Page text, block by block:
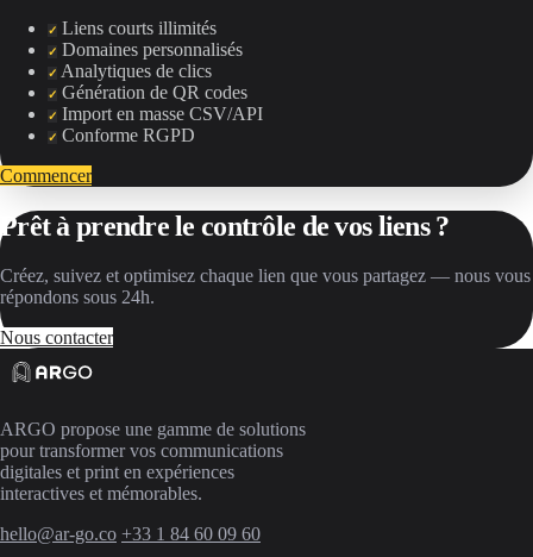
✓ Liens courts illimités
✓ Domaines personnalisés
✓ Analytiques de clics
✓ Génération de QR codes
✓ Import en masse CSV/API
✓ Conforme RGPD
Commencer
Prêt à prendre le contrôle de vos liens ?
Créez, suivez et optimisez chaque lien que vous partagez — nous vous
répondons sous 24h.
Nous contacter
ARGO propose une gamme de solutions
pour transformer vos communications
digitales et print en expériences
interactives et mémorables.
hello@ar-go.co +33 1 84 60 09 60